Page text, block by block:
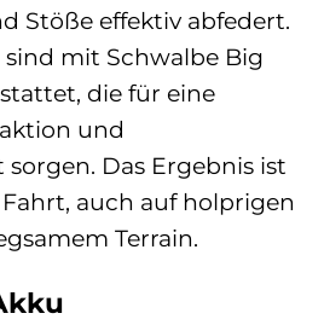
Stöße effektiv abfedert.
sind mit Schwalbe Big
die für eine
und
Das Ergebnis ist
auch auf holprigen
Terrain.